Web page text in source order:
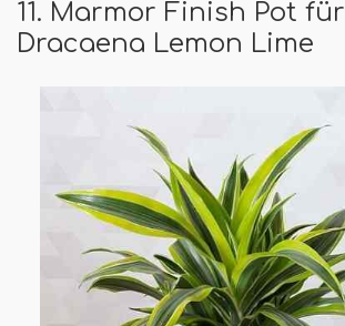
11. Marmor Finish Pot für
Dracaena Lemon Lime